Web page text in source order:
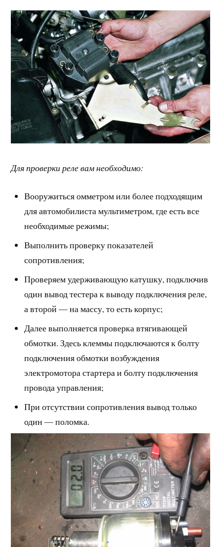
Для проверки реле вам необходимо:
Вооружиться омметром или более подходящим
для автомобилиста мультиметром, где есть все
необходимые режимы;
Выполнить проверку показателей
сопротивления;
Проверяем удерживающую катушку, подключив
один вывод тестера к выводу подключения реле,
а второй — на массу, то есть корпус;
Далее выполняется проверка втягивающей
обмотки. Здесь клеммы подключаются к болту
подключения обмотки возбуждения
электромотора стартера и болту подключения
провода управления;
При отсутствии сопротивления вывод только
один — поломка.